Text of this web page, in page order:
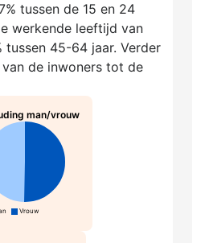
tussen de 15 en 24
werkende leeftijd van
tussen 45-64 jaar. Verder
de inwoners tot de
man/vrouw
Vrouw